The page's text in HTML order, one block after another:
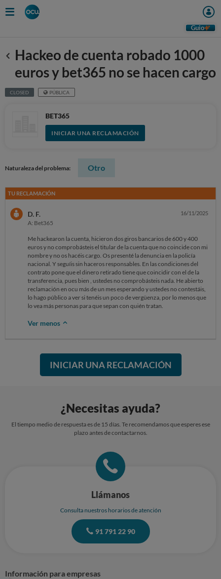
Guio
Anterior
Hackeo de cuenta robado 1000
euros y bet365 no se hacen cargo
CLOSED PÚBLICA
BET365
INICIAR UNA RECLAMACIÓN
Naturaleza del problema: Otro
TU RECLAMACIÓN
D. F.
A: Bet365
16/11/2025
Me hackearon la cuenta, hicieron dos giros bancarios de 600 y 400
euros y no comprobásteis el titular de la cuenta que no coincide con mi
nombre y no os hacéis cargo. Os presenté la denuncia en la policía
nacional. Y seguíis sin haceros responsables. En las condiciones del
contrato pone que el dinero retirado tiene que coincidir con el de la
transferencia, pues bien , ustedes no comprobásteis nada. He abierto
reclamación en ocu más de un mes esperando y ustedes no contestáis,
lo hago público a ver si tenéis un poco de vergüenza, por lo menos que
lo vea más personas para que sepan con quién tratan.
Ver menos
INICIAR UNA RECLAMACIÓN
¿Necesitas ayuda?
El tiempo medio de respuesta es de 15 días. Te recomendamos que esperes ese
plazo antes de contactarnos.
Llámanos
Consulta nuestros horarios de atención
91 791 22 90
Información para empresas